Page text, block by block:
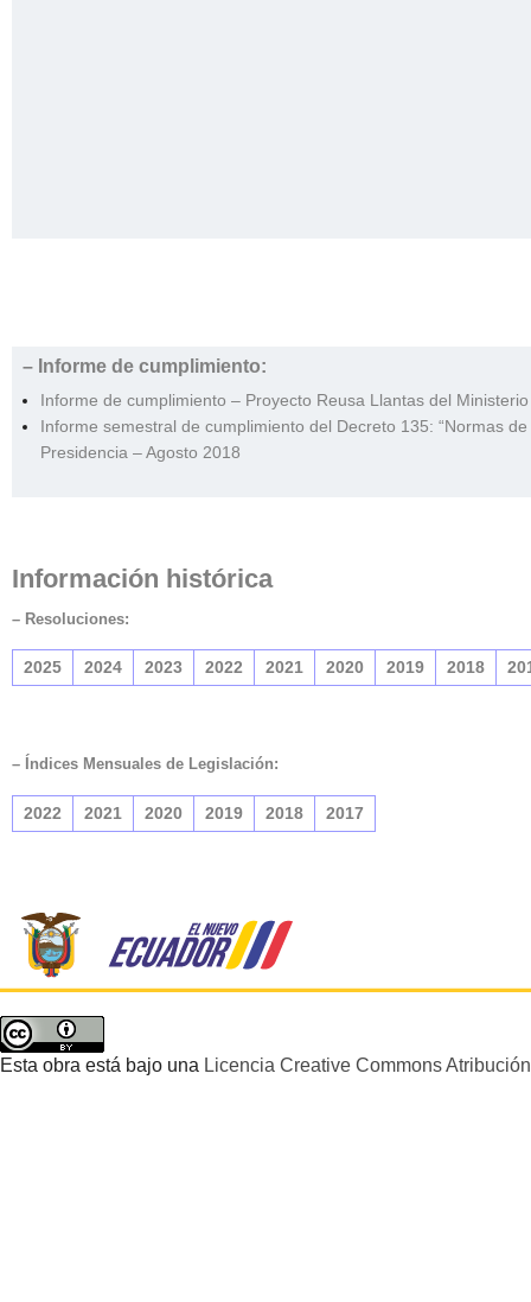
– Informe de cumplimiento:
Informe de cumplimiento – Proyecto Reusa Llantas del
Informe semestral de cumplimiento del Decreto 135: “Normas
Presidencia – Agosto 2018
Información histórica
– Resoluciones:
2025 2024 2023 2022 2021 2020 2019 2018
– Índices Mensuales de Legislación:
2022 2021 2020 2019 2018 2017
Esta obra está bajo una Licencia Creative Commons